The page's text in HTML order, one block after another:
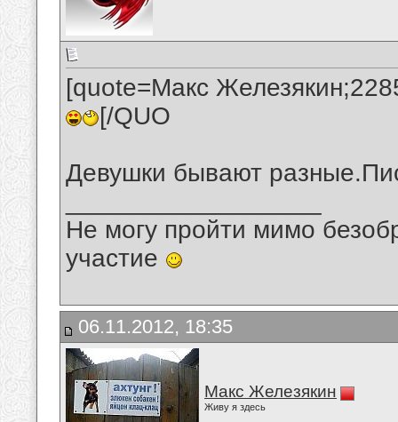
[quote=Макс
[/QUO
Девушки бывают
Не могу пройти мимо
участие
06.11.2012, 18:35
Макс Железякин
Живу я здесь